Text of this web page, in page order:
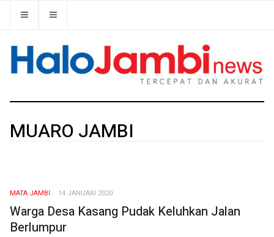
MUARO JAMBI
MATA JAMBI 14 JANUARI 2020
Warga Desa Kasang Pudak Keluhkan Jalan
Berlumpur